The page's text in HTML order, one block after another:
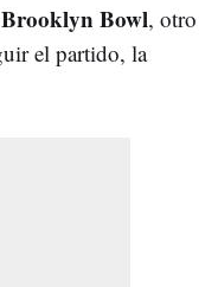
Brooklyn Bowl, otro
el partido, la